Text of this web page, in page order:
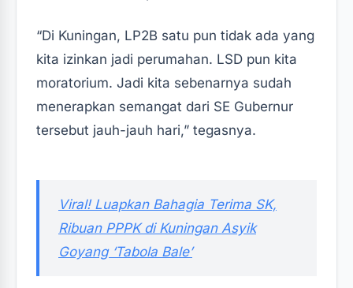
“Di Kuningan, LP2B satu pun tidak ada yang
kita izinkan jadi perumahan. LSD pun kita
moratorium. Jadi kita sebenarnya sudah
menerapkan semangat dari SE Gubernur
tersebut jauh-jauh hari,” tegasnya.‎‎
‎Viral! Luapkan Bahagia Terima SK,
Ribuan PPPK di Kuningan Asyik
Goyang ‘Tabola Bale’